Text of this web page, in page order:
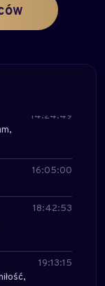
19:13:15
18:42:53
16:05:00
14:24:49